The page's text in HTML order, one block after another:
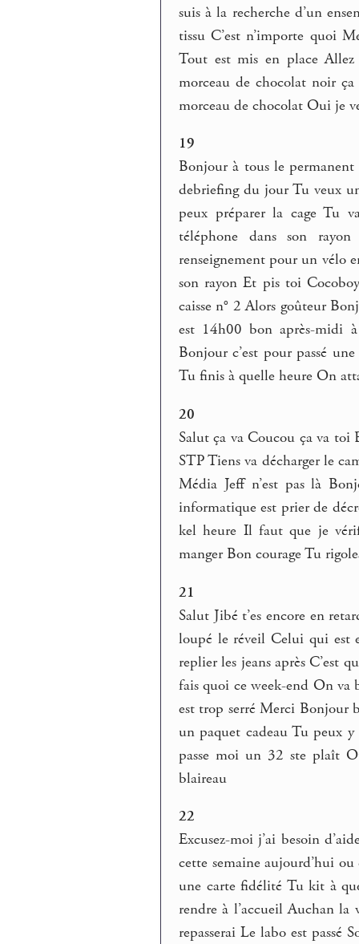
suis à la recherche d’un
tissu C’est n’importe quoi
Tout est mis en place
morceau de chocolat noir
morceau de chocolat Oui je
19
Bonjour à tous le
debriefing du jour Tu veux
peux préparer la cage Tu
téléphone dans son
renseignement pour un vélo
son rayon Et pis toi
caisse n° 2 Alors goûteur
est 14h00 bon après-midi
Bonjour c’est pour passé
Tu finis à quelle heure On
20
Salut ça va Coucou ça va toi
STP Tiens va décharger le
Média Jeff n’est pas là
informatique est prier de
kel heure Il faut que je
manger Bon courage Tu
21
Salut Jibé t’es encore en
loupé le réveil Celui qui est
replier les jeans après C’est
fais quoi ce week-end On va
est trop serré Merci Bonjour
un paquet cadeau Tu peux y
passe moi un 32 ste plaît
blaireau
22
Excusez-moi j’ai besoin
cette semaine aujourd’hui
une carte fidélité Tu kit à
rendre à l’accueil Auchan
repasserai Le labo est passé